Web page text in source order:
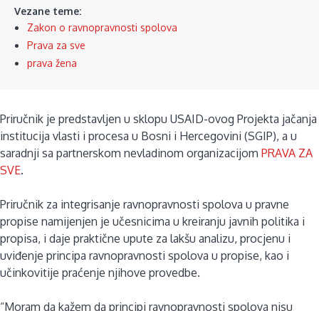
Vezane teme:
Zakon o ravnopravnosti spolova
Prava za sve
prava žena
Priručnik je predstavljen u sklopu USAID-ovog Projekta jačanja
institucija vlasti i procesa u Bosni i Hercegovini (SGIP), a u
saradnji sa partnerskom nevladinom organizacijom PRAVA ZA
SVE.
Priručnik za integrisanje ravnopravnosti spolova u pravne
propise namijenjen je učesnicima u kreiranju javnih politika i
propisa, i daje praktične upute za lakšu analizu, procjenu i
uviđenje principa ravnopravnosti spolova u propise, kao i
učinkovitije praćenje njihove provedbe.
“Moram da kažem da principi ravnopravnosti spolova nisu